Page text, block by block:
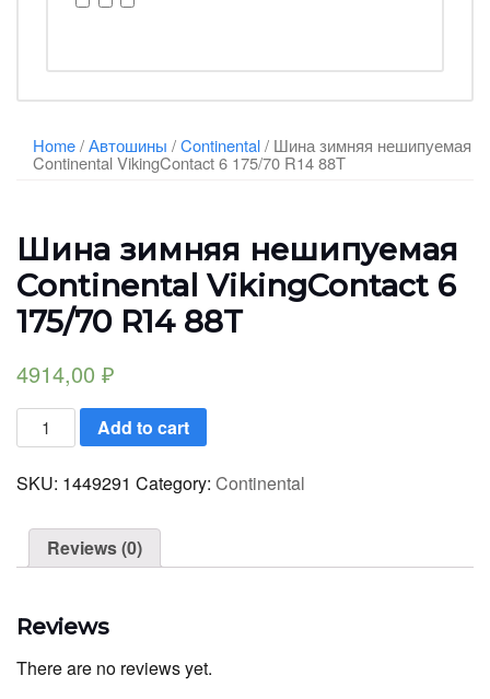
Home/Автошины /Continental/ Шина зимняя нешипуемая
Continental VikingContact 6 175/70 R14 88T
Шина зимняя нешипуемая
Continental VikingContact 6
175/70 R14 88T
4914,00 ₽
Шина
зимняя
нешипуемая
Continental
VikingContact
175/70
88T
Add to cart
SKU: 1449291 Category: Continental
Reviews (0)
Reviews
There are no reviews yet.